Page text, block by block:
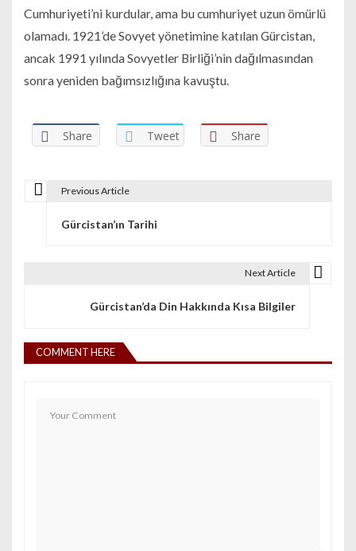
Cumhuriyeti’ni kurdular, ama bu cumhuriyet uzun ömürlü
olamadı. 1921’de Sovyet yönetimine katılan Gürcistan,
ancak 1991 yılında Sovyetler Birliği’nin dağılmasından
sonra yeniden bağımsızlığına kavuştu.
Share Tweet Share
Previous Article
Gürcistan’ın Tarihi
Next Article
Gürcistan’da Din Hakkında Kısa Bilgiler
COMMENT HERE